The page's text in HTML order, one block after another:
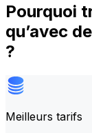
Pourquoi
qu’avec
?
Meilleurs tarifs